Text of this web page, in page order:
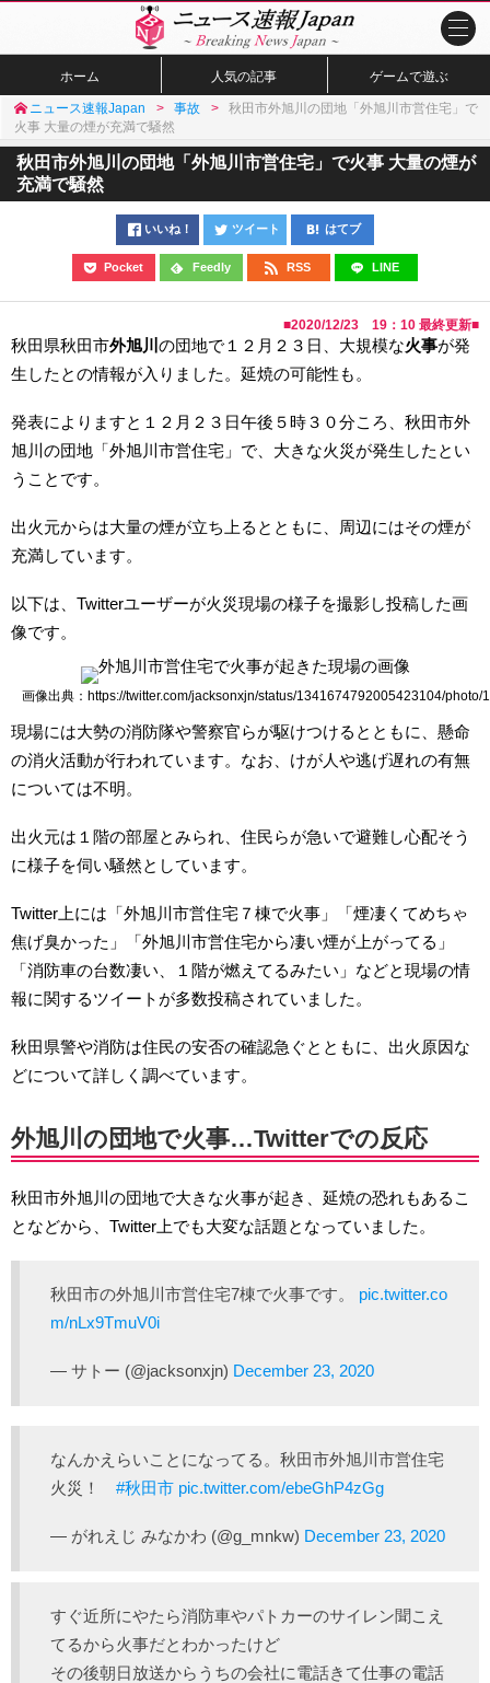
ホーム 人気の記事 ゲームで遊ぶ
ニュース速報Japan 事故
秋田市外旭川の団地「外旭川市営住宅」で
火事 大量の煙が充満で騒然
秋田市外旭川の団地「外旭川市営住宅」で火事 大量の煙が
充満で騒然
いいね！ ツイート はてブ
Pocket Feedly RSS LINE
■2020/12/23 19：10 最終更新■
秋田県秋田市外旭川 の団地で１２月２３日、大規模な火事が発
生したとの情報が入りました。延焼の可能性も。
発表によりますと１２月２３日午後５時３０分ころ、秋田市外
旭川の団地「外旭川市営住宅」で、大きな火災が発生したとい
うことです。
出火元からは大量の煙が立ち上るとともに、周辺にはその煙が
充満しています。
以下は、Twitterユーザーが火災現場の様子を撮影し投稿した画
像です。
画像出典：https://twitter.com/jacksonxjn/status/1341674792005423104/photo/1
現場には大勢の消防隊や警察官らが駆けつけるとともに、懸命
の消火活動が行われています。なお、けが人や逃げ遅れの有無
については不明。
出火元は１階の部屋とみられ、住民らが急いで避難し心配そう
に様子を伺い騒然としています。
Twitter上には「外旭川市営住宅７棟で火事」「煙凄くてめちゃ
焦げ臭かった」「外旭川市営住宅から凄い煙が上がってる」
「消防車の台数凄い、１階が燃えてるみたい」などと現場の情
報に関するツイートが多数投稿されていました。
秋田県警や消防は住民の安否の確認急ぐとともに、出火原因な
どについて詳しく調べています。
外旭川の団地で火事…Twitterでの反応
秋田市外旭川の団地で大きな火事が起き、延焼の恐れもあるこ
となどから、Twitter上でも大変な話題となっていました。
秋田市の外旭川市営住宅7棟で火事です。 pic.twitter.co
m/nLx9TmuV0i
— サトー (@jacksonxjn) December 23, 2020
なんかえらいことになってる。秋田市外旭川市営住宅
火災！ #秋田市 pic.twitter.com/ebeGhP4zGg
— がれえじ みなかわ (@g_mnkw) December 23, 2020
すぐ近所にやたら消防車やパトカーのサイレン聞こえ
てるから火事だとわかったけど
その後朝日放送からうちの会社に電話きて仕事の電話